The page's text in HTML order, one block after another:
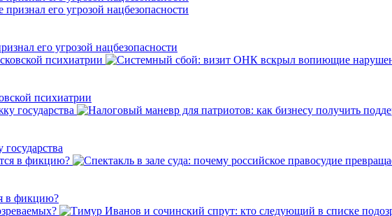
его угрозой нацбезопасности
психиатрии
в фикцию?